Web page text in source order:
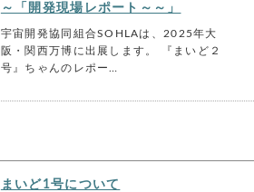
～「開発現場レポート～～」
宇宙開発協同組合SOHLAは、2025年大
阪・関西万博に出展します。 『まいど２
号』ちゃんのレポー…
まいど1号について